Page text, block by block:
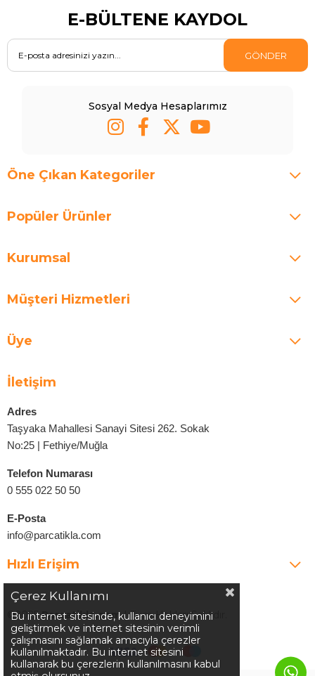
E-BÜLTENE KAYDOL
GÖNDER
Sosyal Medya Hesaplarımız
Öne Çıkan Kategoriler
Popüler Ürünler
Kurumsal
Müşteri Hizmetleri
Üye
İletişim
Adres
Taşyaka Mahallesi Sanayi Sitesi 262. Sokak
No:25 | Fethiye/Muğla
Telefon Numarası
0 555 022 50 50
E-Posta
info@parcatikla.com
Hızlı Erişim
©2025Parcatikla.com| Tüm Hakları Saklıdır.
Çerez Kullanımı
Bu internet sitesinde, kullanıcı deneyimini
geliştirmek ve internet sitesinin verimli
çalışmasını sağlamak amacıyla çerezler
kullanılmaktadır. Bu internet sitesini
kullanarak bu çerezlerin kullanılmasını kabul